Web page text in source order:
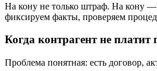
На кону не только штраф. На кону —
фиксируем факты, проверяем
Когда контрагент не платит
Проблема понятная: есть договор,